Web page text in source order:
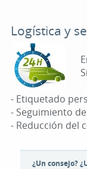
Logística y
- Etiquetado
- Seguimiento
- Reducción del
¿Un consejo?